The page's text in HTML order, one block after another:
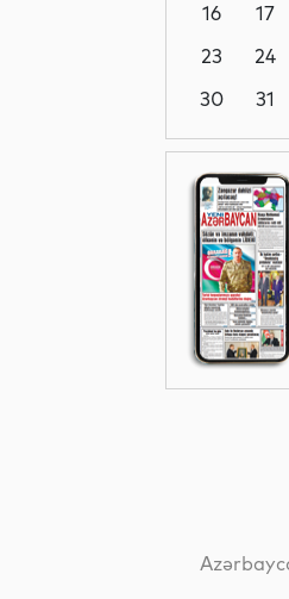
Siyasət
Siyasət
Dünya
16
17
23
24
30
31